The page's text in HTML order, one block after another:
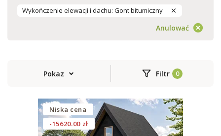
Wykończenie elewacji i dachu: Gont bitumiczny
Anulować
Pokaz Filtr
Niska cena
-15620.00 zł